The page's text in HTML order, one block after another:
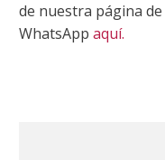
de nuestra página de
WhatsApp aquí.